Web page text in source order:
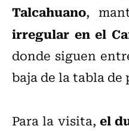
Talcahuano,
irregular en el
donde siguen
baja de la tabla de
Para la visita, el